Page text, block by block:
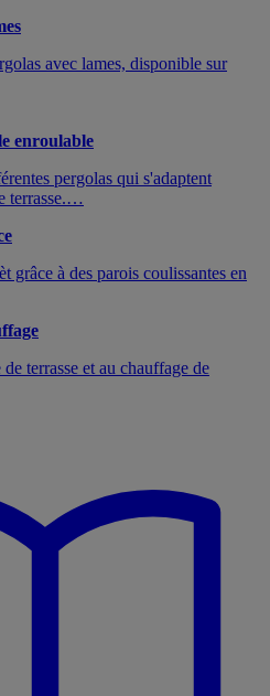
avec lames, disponible sur
enroulable
pergolas qui s'adaptent
terrasse.…
grâce à des parois coulissantes en
terrasse et au chauffage de